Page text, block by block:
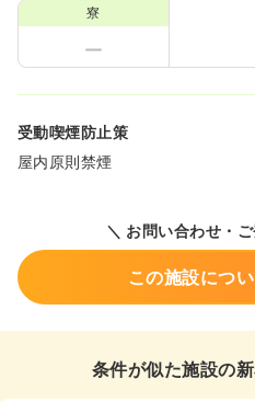
寮
受動喫煙防止策
屋内原則禁煙
＼ お問い合わせ・
この施設につ
条件が似た施設の